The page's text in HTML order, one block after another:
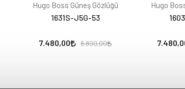
Hugo Boss Güneş Gözlüğü
1631S-J5G-53
7.480,00 8.800,00
Hugo